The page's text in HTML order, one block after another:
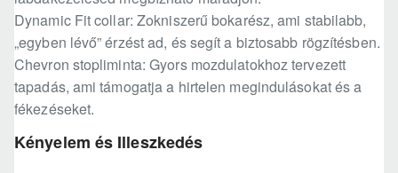
Dynamic Fit collar: Zokniszerű bokarész, ami stabilabb,
„egyben lévő” érzést ad, és segít a biztosabb rögzítésben.
Chevron stopliminta: Gyors mozdulatokhoz tervezett
tapadás, ami támogatja a hirtelen megindulásokat és a
fékezéseket.
Kényelem és Illeszkedés